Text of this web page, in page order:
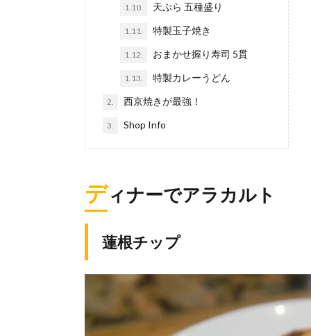
1.10. 天ぷら 五種盛り
1.11. 特製玉子焼き
1.12. おまかせ握り寿司 5貫
1.13. 特製カレーうどん
2. 西京焼きが最強！
3. Shop Info
ディナーでアラカルト
蓮根チップ